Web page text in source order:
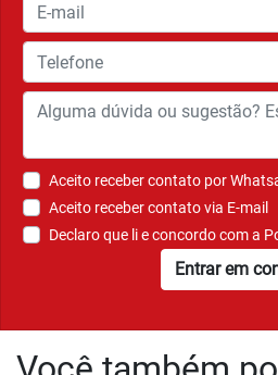
Aceito receber contato por
Aceito receber contato via E-mail
Declaro que li e concordo com a
Entrar em